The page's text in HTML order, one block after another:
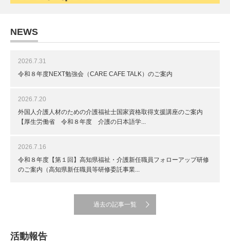
NEWS
2026.7.31
令和８年度NEXT勉強会（CARE CAFE TALK）のご案内
2026.7.20
外国人介護人材のための介護福祉士国家資格取得支援講座のご案内
【厚生労働省 令和８年度 介護の日本語学...
2026.7.16
令和８年度【第１回】高知県福祉・介護新任職員フォローアップ研修
のご案内（高知県新任職員等研修委託事業...
過去の記事一覧
活動報告